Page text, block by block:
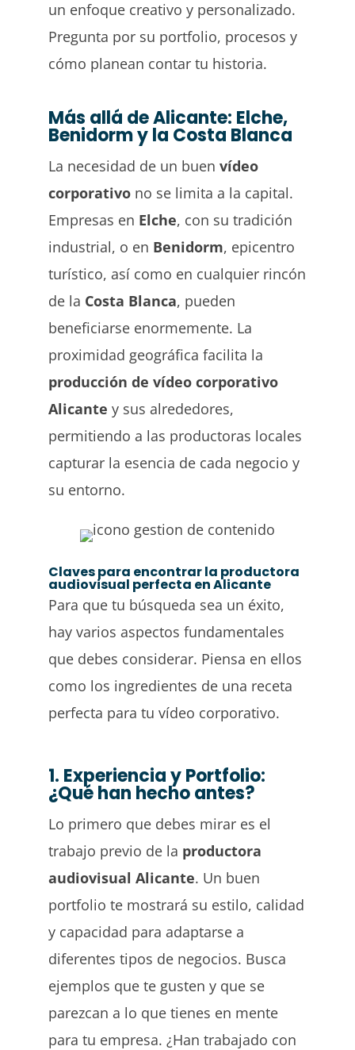
un enfoque creativo y personalizado.
Pregunta por su portfolio, procesos y
cómo planean contar tu historia.
Más allá de Alicante: Elche,
Benidorm y la Costa Blanca
La necesidad de un buen vídeo
corporativono se limita a la capital.
Empresas en Elche, con su tradición
industrial, o en Benidorm, epicentro
turístico, así como en cualquier rincón
de la Costa Blanca, pueden
beneficiarse enormemente. La
proximidad geográfica facilita la
producción de vídeo corporativo
Alicante y sus alrededores,
permitiendo a las productoras locales
capturar la esencia de cada negocio y
su entorno.
Claves para encontrar la productora
audiovisual perfecta en Alicante
Para que tu búsqueda sea un éxito,
hay varios aspectos fundamentales
que debes considerar. Piensa en ellos
como los ingredientes de una receta
perfecta para tu vídeo corporativo.
1. Experiencia y Portfolio:
¿Qué han hecho antes?
Lo primero que debes mirar es el
trabajo previo de la productora
audiovisual Alicante. Un buen
portfolio te mostrará su estilo, calidad
y capacidad para adaptarse a
diferentes tipos de negocios. Busca
ejemplos que te gusten y que se
parezcan a lo que tienes en mente
para tu empresa. ¿Han trabajado con